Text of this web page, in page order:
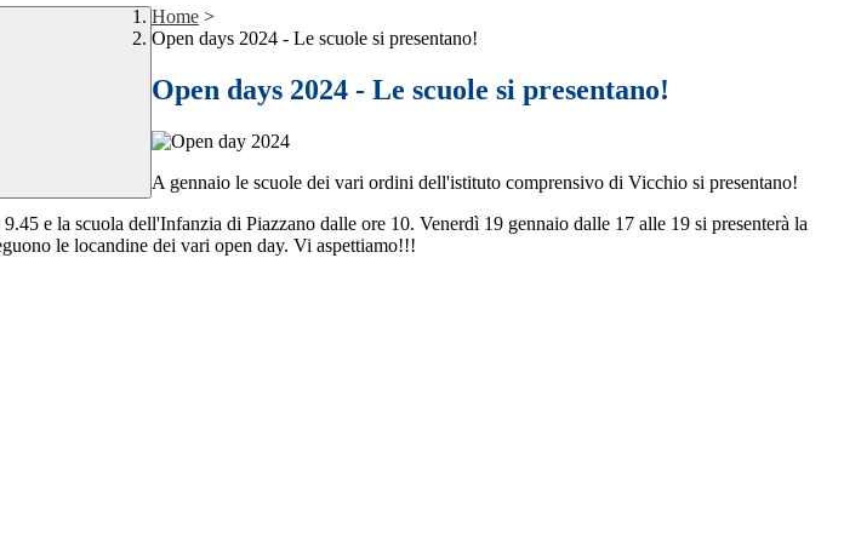
Home >
Open days 2024 - Le scuole si presentano!
Open days 2024 - Le scuole si presentano!
A gennaio le scuole dei vari ordini dell'istituto comprensivo di Vicchio si presentano!
e la scuola dell'Infanzia di Piazzano dalle ore 10. Venerdì 19 gennaio dalle 17 alle 19 si presenterà la
le locandine dei vari open day. Vi aspettiamo!!!